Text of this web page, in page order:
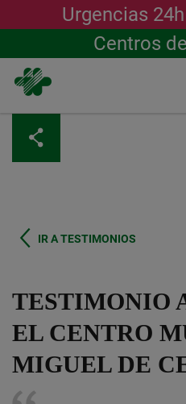
contenido
principal
Urgencias 24h
Centros
IR A TESTIMONIOS
TESTIMONIO
EL CENTRO
MIGUEL DE